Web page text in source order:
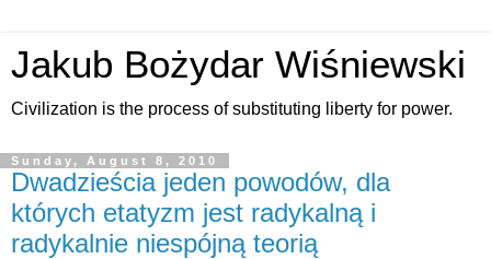
Jakub Bożydar Wiśniewski
Civilization is the process of substituting liberty for power.
Sunday, August 8, 2010
Dwadzieścia jeden powodów, dla
których etatyzm jest radykalną i
radykalnie niespójną teorią